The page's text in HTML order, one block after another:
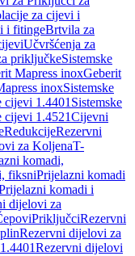
za cijevi i
i fitingeBrtvila za
Učvršćenja za
priključkeSistemske
Mapress inoxGeberit
inoxSistemske
cijevi 1.4401 Sistemske
cijevi 1.4521Cijevni
RedukcijeRezervni
za KoljenaT-
komadi,
fiksniPrijelazni komadi
komadi i
dijelovi za
PriključciRezervni
Rezervni dijelovi za
Rezervni dijelovi